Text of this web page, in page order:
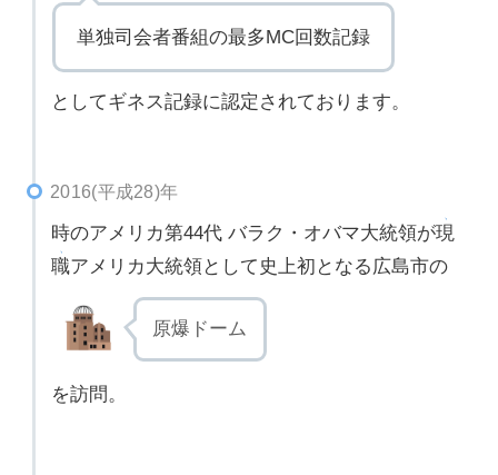
単独司会者番組の最多MC回数記録
としてギネス記録に認定されております。
2016(平成28)年
時のアメリカ第44代 バラク・オバマ大統領が現
職アメリカ大統領として史上初となる広島市の
原爆ドーム
を訪問。